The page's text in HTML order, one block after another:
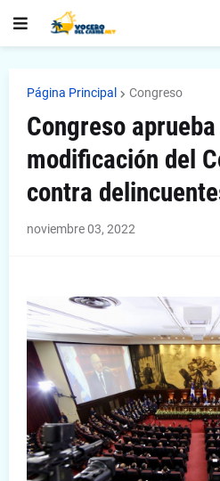
Página Principal Congreso
Congreso
modificación del
contra
noviembre 03, 2022